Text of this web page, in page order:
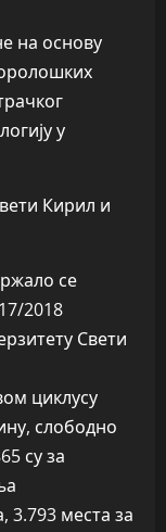
на основу
у
Кирил и
се
2018
Свети
циклусу
слободно
су за
3.793 места за